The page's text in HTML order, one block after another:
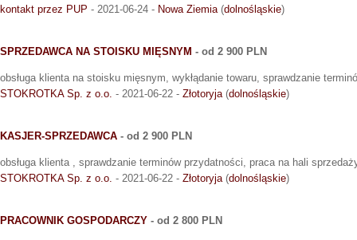
kontakt przez PUP - 2021-06-24 - Nowa Ziemia(dolnośląskie)
SPRZEDAWCA NA STOISKU MIĘSNYM - od 2 900 PLN
obsługa klienta na stoisku mięsnym, wykłądanie towaru, sprawdzanie
STOKROTKA Sp. z o.o. - 2021-06-22 - Złotoryja(dolnośląskie)
KASJER-SPRZEDAWCA - od 2 900 PLN
obsługa klienta , sprawdzanie terminów przydatności, praca na hali
STOKROTKA Sp. z o.o. - 2021-06-22 - Złotoryja(dolnośląskie)
PRACOWNIK GOSPODARCZY - od 2 800 PLN